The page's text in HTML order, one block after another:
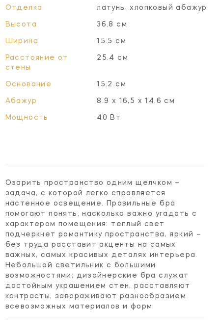
Отделка латунь, хлопковый абажур
Высота 36.8 см
Ширина 15.5 см
Расстояние от
стены
25.4 см
Основание 15.2 см
Абажур 8.9 х 16,5 х 14,6 см
Мощность 40 Вт
Озарить пространство одним щелчком –
задача, с которой легко справляется
настенное освещение. Правильные бра
помогают понять, насколько важно угадать с
характером помещения: теплый свет
подчеркнет романтику пространства, яркий –
без труда расставит акценты на самых
важных, самых красивых деталях интерьера.
Небольшой светильник с большими
возможностями; дизайнерские бра служат
достойным украшением стен, расставляют
контрасты, завораживают разнообразием
всевозможных материалов и форм.